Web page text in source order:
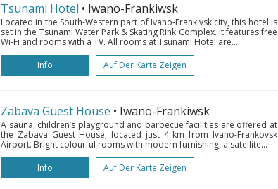
Tsunami Hotel • Iwano-Frankiwsk
Located in the South-Western part of Ivano-Frankivsk city, this hotel is
set in the Tsunami Water Park & Skating Rink Complex. It features free
Wi-Fi and rooms with a TV. All rooms at Tsunami Hotel are...
Info
Auf Der Karte Zeigen
Zabava Guest House • Iwano-Frankiwsk
A sauna, children’s playground and barbecue facilities are offered at
the Zabava Guest House, located just 4 km from Ivano-Frankovsk
Airport. Bright colourful rooms with modern furnishing, a satellite...
Info
Auf Der Karte Zeigen